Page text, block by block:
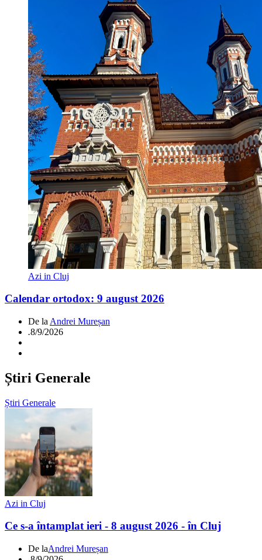
Azi in Cluj
Calendar ortodox: 9 august 2026
De la Andrei Mureșan
.8/9/2026
Știri Generale
Știri Generale
Azi in Cluj
Ce s-a întamplat ieri - 8 august 2026 - în Cluj
De laAndrei Mureșan